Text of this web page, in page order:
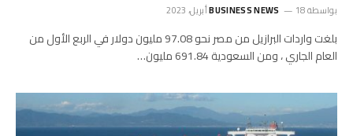
بواسطة BUSINESS NEWS 18 أبريل، 2023
بلغت واردات البرازيل من مصر نحو 97.08 مليون دولار في الربع الأول من
العام الجاري ، ومن السعودية 691.84 مليون…